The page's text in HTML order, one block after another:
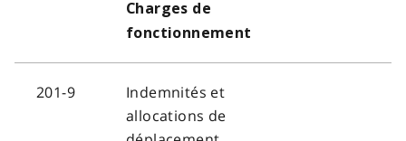
Charges de
fonctionnement
201-9
Indemnités et
allocations de